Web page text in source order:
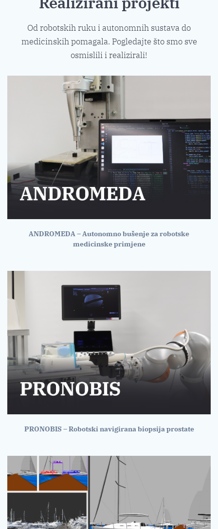
Od robotskih ruku i autonomnih sustava do
medicinskih pomagala. Pogledajte što smo sve
osmislili i realizirali!
ANDROMEDA – Autonomno bušenje za robotske
medicinske primjene
PRONOBIS – Robotski navigirana biopsija prostate